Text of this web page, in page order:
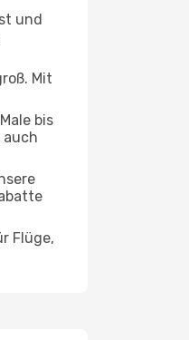
und
Mit
bis
auch
Flüge,